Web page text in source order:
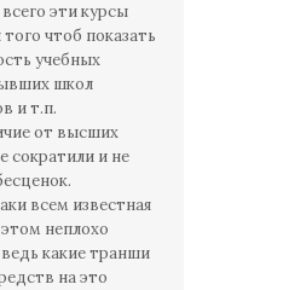
эти курсы
чтоб показать
учебных
школ
и т.п.
от высших
сократили и не
всем известная
неплохо
какие транши
на это